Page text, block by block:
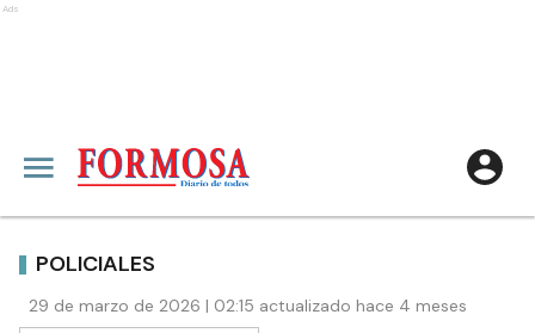
Ads
POLICIALES
29 de marzo de 2026 | 02:15 actualizado hace 4 meses